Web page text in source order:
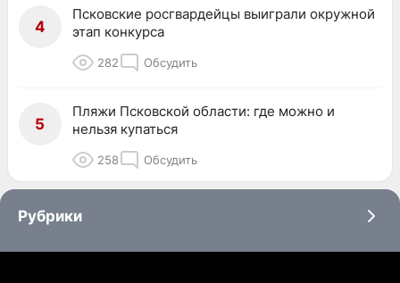
4
Псковские росгвардейцы выиграли окружной
этап конкурса
282 Обсудить
5
Пляжи Псковской области: где можно и
нельзя купаться
258 Обсудить
Рубрики